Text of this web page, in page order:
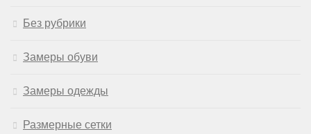
Без рубрики
Замеры обуви
Замеры одежды
Размерные сетки